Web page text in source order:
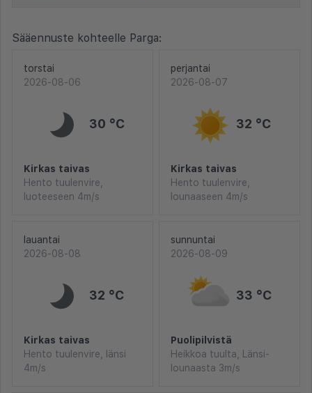
Sääennuste kohteelle Parga:
torstai
2026-08-06
30 °C
Kirkas taivas
Hento tuulenvire,
luoteeseen 4m/s
perjantai
2026-08-07
32 °C
Kirkas taivas
Hento tuulenvire,
lounaaseen 4m/s
lauantai
2026-08-08
32 °C
Kirkas taivas
Hento tuulenvire, länsi
4m/s
sunnuntai
2026-08-09
33 °C
Puolipilvistä
Heikkoa tuulta, Länsi-
lounaasta 3m/s